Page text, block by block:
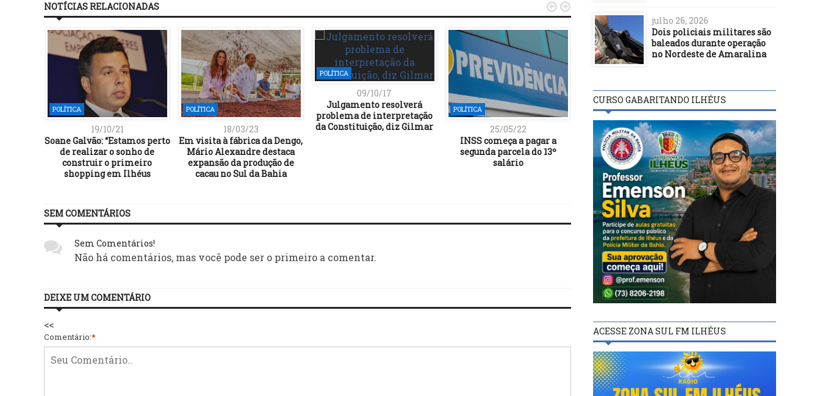
NOTÍCIAS RELACIONADAS
POLÍTICA
19/10/21
Soane Galvão: “Estamos perto
de realizar o sonho de
construir o primeiro
shopping em Ilhéus
POLÍTICA
18/03/23
Em visita à fábrica da Dengo,
Mário Alexandre destaca
expansão da produção de
cacau no Sul da Bahia
POLÍTICA
09/10/17
Julgamento resolverá
problema de interpretação
da Constituição, diz Gilmar
POLÍTICA
25/05/22
INSS começa a pagar a
segunda parcela do 13º
salário
POLÍTICA
16/03/17
Ibicaraí discute formação do
Comitê Diretor do Plano de
Resíduos Sólidos
POLÍTICA
01/02/21
Rodrigo Pacheco é
presidente do Senado
apoio de Bolsonaro e
 
SEM COMENTÁRIOS
Sem Comentários!
Não há comentários, mas você pode ser o primeiro a comentar.
DEIXE UM COMENTÁRIO
<<
Comentário:*
julho 26, 2026
Dois policiais militares são
baleados durante operação
no Nordeste de Amaralina
CURSO GABARITANDO ILHÉUS
ACESSE ZONA SUL FM ILHÉUS